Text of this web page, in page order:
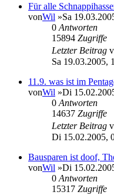
Für alle
vonWil »Sa
0 Antworten
15894 Zugriffe
Letzter Beitrag
Sa 19.03.2005,
11.9. was ist im
vonWil »Di
0 Antworten
14637 Zugriffe
Letzter Beitrag
Di 15.02.2005,
Bausparen ist doof,
vonWil »Di
0 Antworten
15317 Zugriffe